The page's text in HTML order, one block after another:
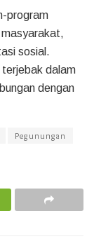
program
sosial.
terjebak dalam
dengan
Pegunungan